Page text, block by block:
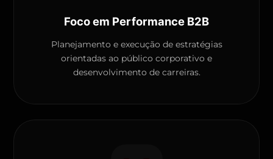
Foco em Performance B2B
Planejamento e execução de estratégias
orientadas ao público corporativo e
desenvolvimento de carreiras.